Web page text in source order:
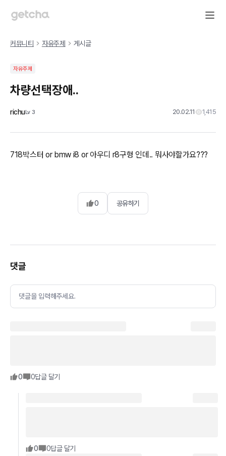
커뮤니티 자유주제 게시글
자유주제
차량선택장애..
richuLv3 20.02.11 1,415
718박스터 or bmw i8 or 아우디 r8구형 인데.. 뭐사야할가요???
0 공유하기
댓글
댓글을 입력해주세요.
0 0답글 달기
0 0답글 달기